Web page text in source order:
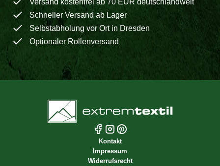
Schneller Versand ab Lager
Selbstabholung vor Ort in Dresden
Optionaler Rollenversand
Kontakt
Impressum
Widerrufsrecht